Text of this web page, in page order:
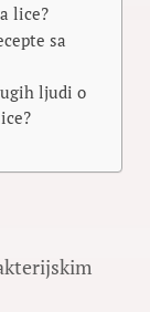
lice?
sa
ljudi o